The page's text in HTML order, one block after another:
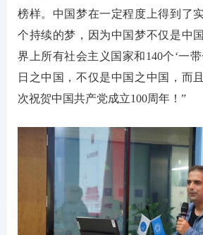
榜样。中国梦在一定程度上得到了
个持续的梦，因为中国梦不仅是中
界上所有社会主义国家和140个‘一
日之中国，不仅是中国之中国，而
次祝贺中国共产党成立100周年！”